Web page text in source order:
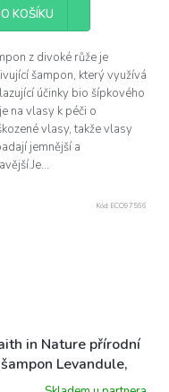
KOŠÍKU
z divoké růže je
šampon, který využívá
účinky bio šípkového
na vlasy k péči o
vlasy, takže vlasy
jemnější a
in Nature přírodní
šampon Levandule,
300ml
Kód: ECO97566